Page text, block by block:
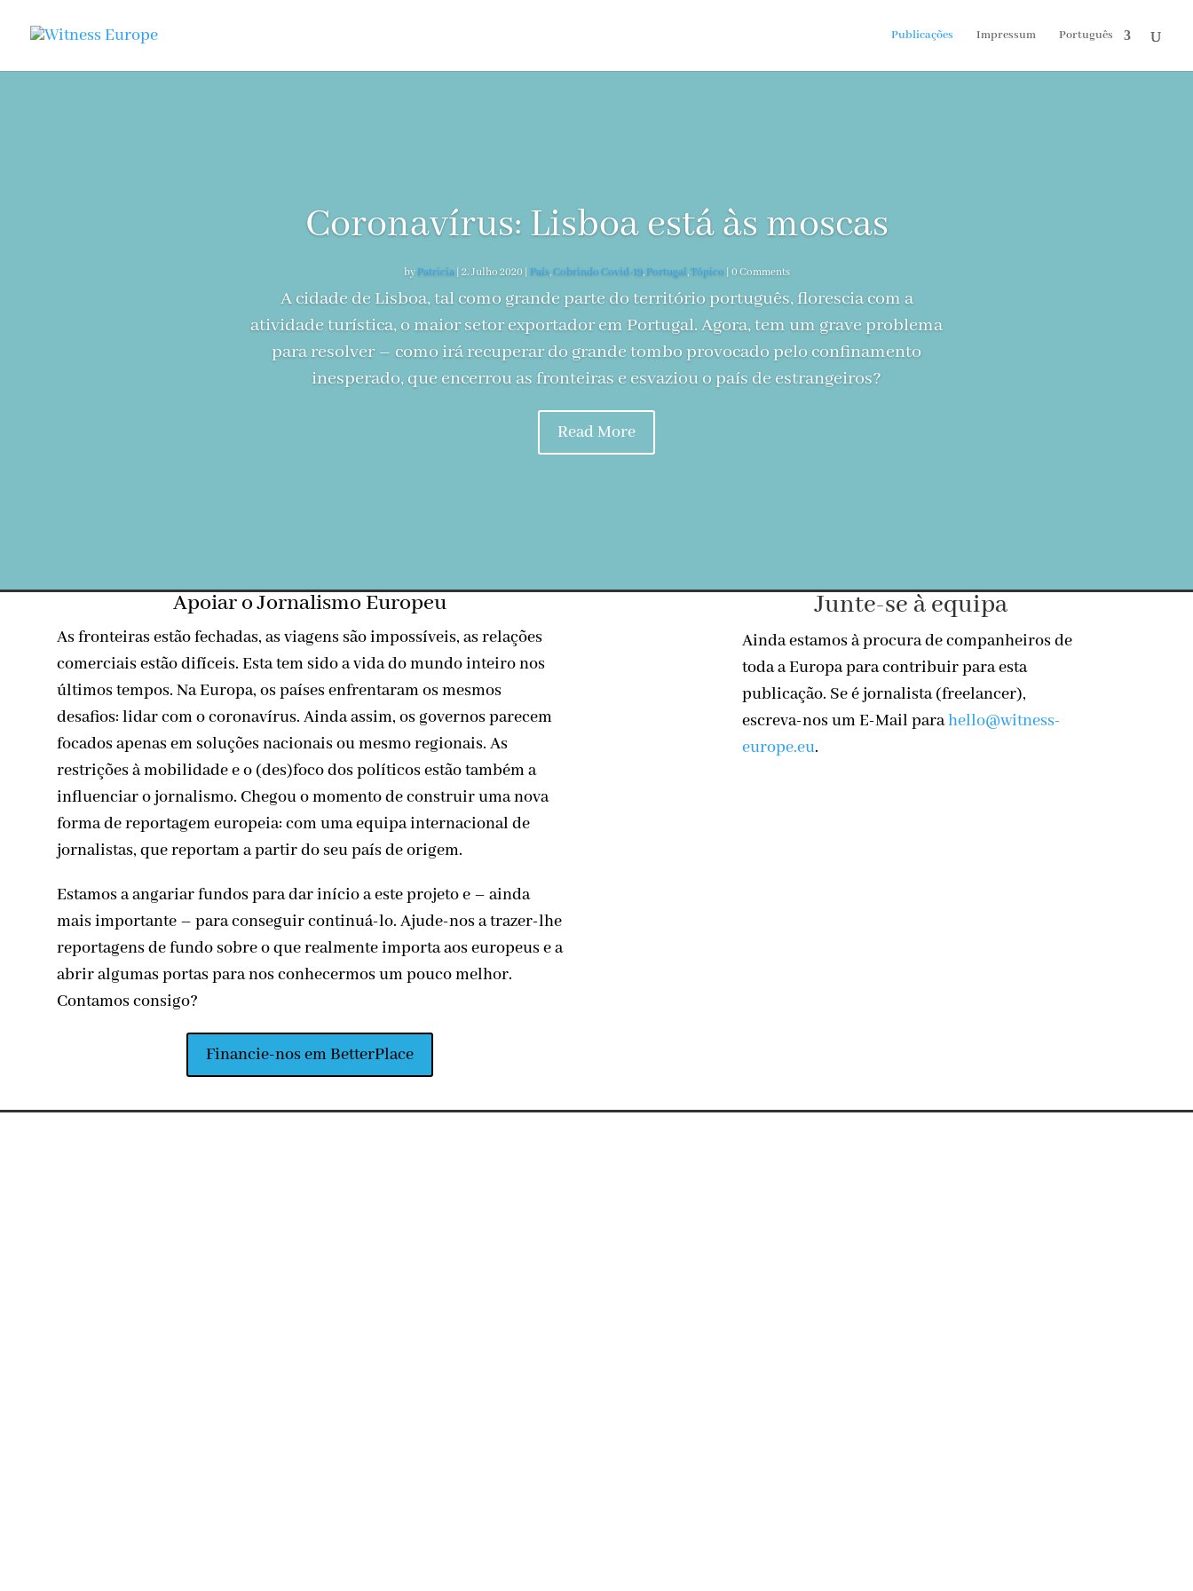
Publicações Impressum Português
Coronavírus: Lisboa está às moscas
by Patricia| 2. Julho 2020 País,Cobrindo Covid-19, Portugal,Tópico | 0 Comments
A cidade de Lisboa, tal como grande parte do território português, florescia com a
atividade turística, o maior setor exportador em Portugal. Agora, tem um grave problema
para resolver – como irá recuperar do grande tombo provocado pelo confinamento
inesperado, que encerrou as fronteiras e esvaziou o país de estrangeiros?
Read More
Apoiar o Jornalismo Europeu
As fronteiras estão fechadas, as viagens são impossíveis, as relações
comerciais estão difíceis. Esta tem sido a vida do mundo inteiro nos
últimos tempos. Na Europa, os países enfrentaram os mesmos
desafios: lidar com o coronavírus. Ainda assim, os governos parecem
focados apenas em soluções nacionais ou mesmo regionais. As
restrições à mobilidade e o (des)foco dos políticos estão também a
influenciar o jornalismo. Chegou o momento de construir uma nova
forma de reportagem europeia: com uma equipa internacional de
jornalistas, que reportam a partir do seu país de origem.
Estamos a angariar fundos para dar início a este projeto e – ainda
mais importante – para conseguir continuá-lo. Ajude-nos a trazer-lhe
reportagens de fundo sobre o que realmente importa aos europeus e a
abrir algumas portas para nos conhecermos um pouco melhor.
Contamos consigo?
Financie-nos em BetterPlace
Junte-se à equipa
Ainda estamos à procura de companheiros de
toda a Europa para contribuir para esta
publicação. Se é jornalista (freelancer),
escreva-nos um E-Mail parahello@witness-
europe.eu.